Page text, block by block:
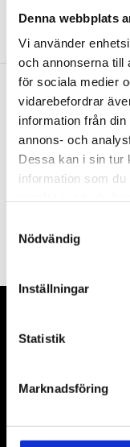
Denna webbplats
Vi använder
och annonserna till
för sociala medier
vidarebefordrar
information från
annons- och
Dessa kan i sin tur
information som
Nödvändig
Inställningar
Statistik
Marknadsföring
Dina personuppgifter
& däckmaskiner
gärna om vad
kunden.